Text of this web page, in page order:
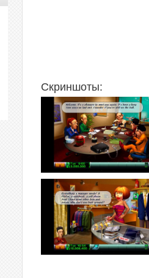
Скриншоты: